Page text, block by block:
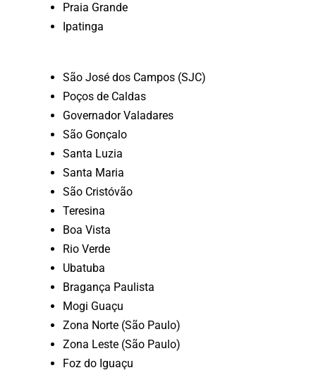
Praia Grande
Ipatinga
São José dos Campos (SJC)
Poços de Caldas
Governador Valadares
São Gonçalo
Santa Luzia
Santa Maria
São Cristóvão
Teresina
Boa Vista
Rio Verde
Ubatuba
Bragança Paulista
Mogi Guaçu
Zona Norte (São Paulo)
Zona Leste (São Paulo)
Foz do Iguaçu